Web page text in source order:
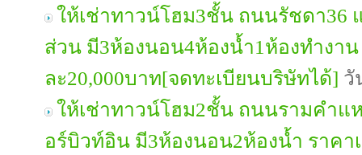
ให้เช่าทาวน์โฮม3ชั้น ถนนรัชดา36
ส่วน มี3ห้องนอน4ห้องน้ำ1ห้องทำงาน
ละ20,000บาท[จดทะเบียนบริษัทได้] วั
ให้เช่าทาวน์โฮม2ชั้น ถนนรามคำแห
อร์บิวท์อิน มี3ห้องนอน2ห้องน้ำ ราคา